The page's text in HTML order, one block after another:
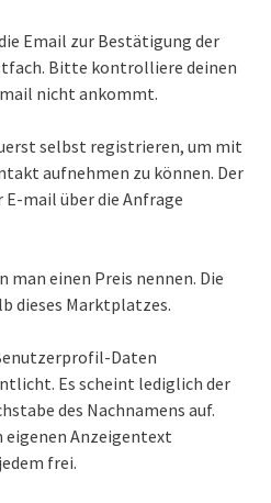
Email zur Bestätigung der
Bitte kontrolliere deinen
nicht ankommt.
selbst registrieren, um mit
aufnehmen zu können. Der
mail über die Anfrage
man einen Preis nennen. Die
dieses Marktplatzes.
Daten
Es scheint lediglich der
des Nachnamens auf.
Anzeigentext
frei.